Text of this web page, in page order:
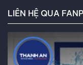
LIÊN HỆ QUA